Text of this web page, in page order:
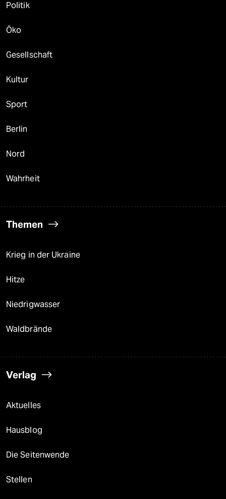
Politik
Öko
Gesellschaft
Kultur
Sport
Berlin
Nord
Wahrheit
Themen
Krieg in der Ukraine
Hitze
Niedrigwasser
Waldbrände
Verlag
Aktuelles
Hausblog
Die Seitenwende
Stellen